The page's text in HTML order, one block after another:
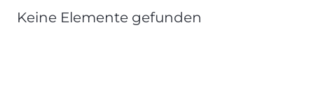
Keine Elemente gefunden